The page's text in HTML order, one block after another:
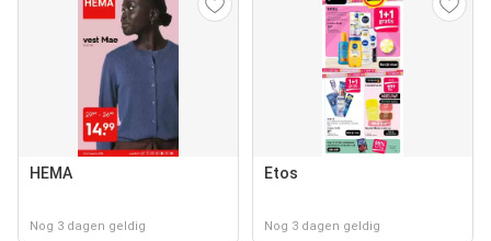
HEMA
Nog 3 dagen geldig
Etos
Nog 3 dagen geldig